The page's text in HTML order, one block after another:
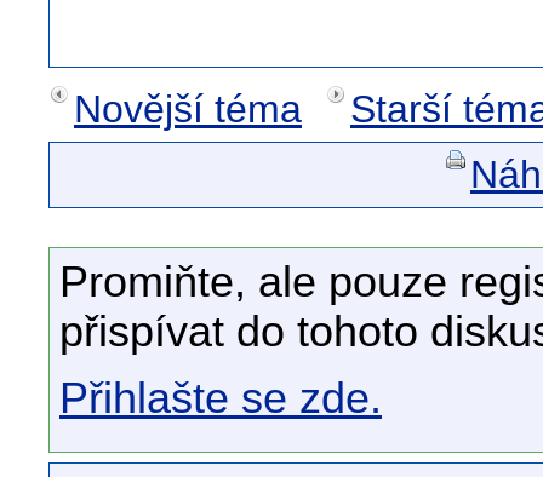
Novější téma
Starší
Promiňte, ale pouze
přispívat do tohoto
Přihlašte se zde.